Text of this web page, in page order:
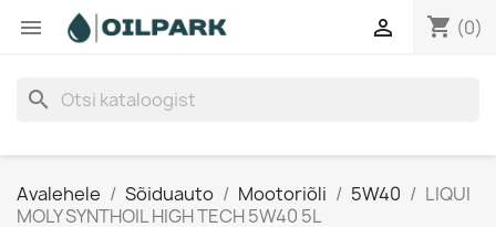
 shopping_cart (0)

search
Avalehele Sõiduauto Mootoriõli 5W40
LIQUI
MOLY SYNTHOIL HIGH TECH 5W40 5L